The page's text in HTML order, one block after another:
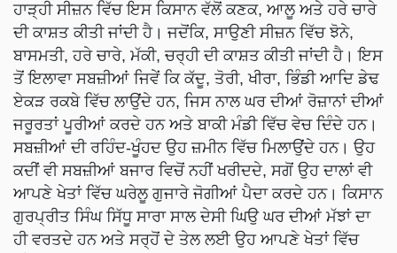
ਹਾੜ੍ਹੀ ਸੀਜ਼ਨ ਵਿੱਚ ਇਸ ਕਿਸਾਨ ਵੱਲੋਂ ਕਣਕ, ਆਲੂ ਅਤੇ ਹਰੇ ਚਾਰੇ
ਦੀ ਕਾਸ਼ਤ ਕੀਤੀ ਜਾਂਦੀ ਹੈ। ਜਦੋਂਕਿ, ਸਾਉਣੀ ਸੀਜ਼ਨ ਵਿੱਚ ਝੋਨੇ,
ਬਾਸਮਤੀ, ਹਰੇ ਚਾਰੇ, ਮੱਕੀ, ਚਰ੍ਹੀ ਦੀ ਕਾਸ਼ਤ ਕੀਤੀ ਜਾਂਦੀ ਹੈ। ਇਸ
ਤੋਂ ਇਲਾਵਾ ਸਬਜ਼ੀਆਂ ਜਿਵੇਂ ਕਿ ਕੱਦੂ, ਤੋਰੀ, ਖੀਰਾ, ਭਿੰਡੀ ਆਦਿ ਡੇਢ
ਏਕੜ ਰਕਬੇ ਵਿੱਚ ਲਾਉਂਦੇ ਹਨ, ਜਿਸ ਨਾਲ ਘਰ ਦੀਆਂ ਰੋਜ਼ਾਨਾਂ ਦੀਆਂ
ਜਰੂਰਤਾਂ ਪੂਰੀਆਂ ਕਰਦੇ ਹਨ ਅਤੇ ਬਾਕੀ ਮੰਡੀ ਵਿੱਚ ਵੇਚ ਦਿੰਦੇ ਹਨ।
ਸਬਜ਼ੀਆਂ ਦੀ ਰਹਿੰਦ-ਖੂੰਹਦ ਉਹ ਜ਼ਮੀਨ ਵਿੱਚ ਮਿਲਾਉਂਦੇ ਹਨ। ਉਹ
ਕਦੀਂ ਵੀ ਸਬਜ਼ੀਆਂ ਬਜਾਰ ਵਿਚੋਂ ਨਹੀਂ ਖਰੀਦਦੇ, ਸਗੋਂ ਉਹ ਦਾਲਾਂ ਵੀ
ਆਪਣੇ ਖੇਤਾਂ ਵਿੱਚ ਘਰੇਲੂ ਗੁਜਾਰੇ ਜੋਗੀਆਂ ਪੈਦਾ ਕਰਦੇ ਹਨ। ਕਿਸਾਨ
ਗੁਰਪ੍ਰੀਤ ਸਿੰਘ ਸਿੱਧੂ ਸਾਰਾ ਸਾਲ ਦੇਸੀ ਘਿਉ ਘਰ ਦੀਆਂ ਮੱਝਾਂ ਦਾ
ਹੀ ਵਰਤਦੇ ਹਨ ਅਤੇ ਸਰ੍ਹੋਂ ਦੇ ਤੇਲ ਲਈ ਉਹ ਆਪਣੇ ਖੇਤਾਂ ਵਿੱਚ